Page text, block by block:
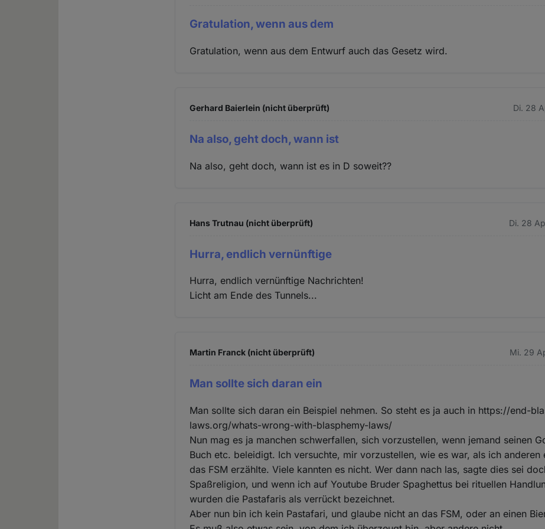
Gratulation, wenn aus dem
Gratulation, wenn aus dem Entwurf auch das Gesetz wird.
Gerhard Baierlein (nicht überprüft) Di. 28
Na also, geht doch, wann ist
Na also, geht doch, wann ist es in D soweit??
Hans Trutnau (nicht überprüft) Di. 28
Hurra, endlich vernünftige
Hurra, endlich vernünftige Nachrichten!
Licht am Ende des Tunnels...
Martin Franck (nicht überprüft) Mi. 29
Man sollte sich daran ein
Man sollte sich daran ein Beispiel nehmen. So steht es ja auch in https://end-
laws.org/whats-wrong-with-blasphemy-laws/
Nun mag es ja manchen schwerfallen, sich vorzustellen, wenn jemand seinen
Buch etc. beleidigt. Ich versuchte, mir vorzustellen, wie es war, als ich anderen
das FSM erzählte. Viele kannten es nicht. Wer dann nach las, sagte dies sei
Spaßreligion, und wenn ich auf Youtube Bruder Spaghettus bei rituellen
wurden die Pastafaris als verrückt bezeichnet.
Aber nun bin ich kein Pastafari, und glaube nicht an das FSM, oder an einen